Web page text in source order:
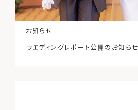
お知らせ
ウエディングレポート公開のお知らせ